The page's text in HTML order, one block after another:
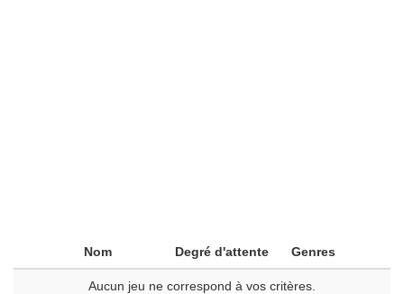
Nom Degré d'attente Genres
Aucun jeu ne correspond à vos critères.